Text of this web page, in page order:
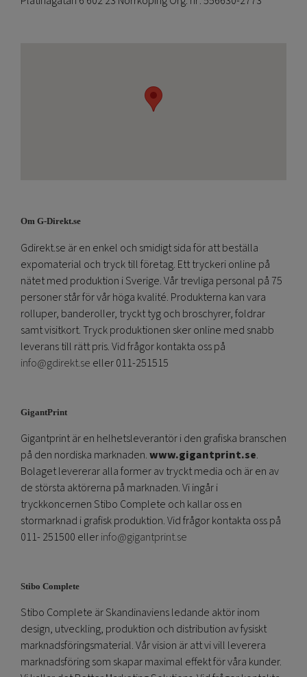
Om G-Direkt.se
Gdirekt.se är en enkel och smidigt sida för att beställa
expomaterial och tryck till företag. Ett tryckeri online på
nätet med produktion i Sverige. Vår trevliga personal på 75
personer står för vår höga kvalité. Produkterna kan vara
rolluper, banderoller, tryckt tyg och broschyrer, foldrar
samt visitkort. Tryck produktionen sker online med snabb
leverans till rätt pris. Vid frågor kontakta oss på
info@gdirekt.se eller 011-251515
GigantPrint
Gigantprint är en helhetsleverantör i den grafiska branschen
på den nordiska marknaden.www.gigantprint.se.
Bolaget levererar alla former av tryckt media och är en av
de största aktörerna på marknaden. Vi ingår i
tryckkoncernen Stibo Complete och kallar oss en
stormarknad i grafisk produktion. Vid frågor kontakta oss på
011- 251500 ellerinfo@gigantprint.se
Stibo Complete
Stibo Complete är Skandinaviens ledande aktör inom
design, utveckling, produktion och distribution av fysiskt
marknadsföringsmaterial. Vår vision är att vi vill leverera
marknadsföring som skapar maximal effekt för våra kunder.